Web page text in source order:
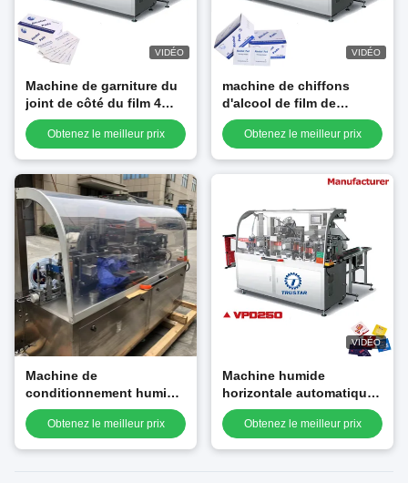
VIDÉO
Machine de garniture du
joint de côté du film 4
d'OPP pour des chiffons
d'alcool
Obtenez le meilleur prix
VIDÉO
machine de chiffons
d'alcool de film de
120bags/Min Wet Wipes
Packaging Machine OPP
Obtenez le meilleur prix
Machine de
conditionnement humide
fonctionnelle humide de
tissu de machine de
Obtenez le meilleur prix
VIDÉO
Machine humide
horizontale automatique
de chiffons, machine de
conditionnement humide
Obtenez le meilleur prix